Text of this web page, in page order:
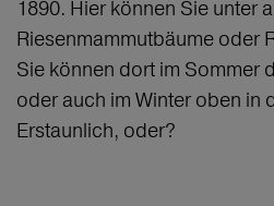
1890. Hier können Sie unter
Riesenmammutbäume oder
Sie können dort im Sommer
oder auch im Winter oben in
Erstaunlich, oder?